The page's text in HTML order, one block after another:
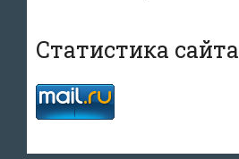
Статистика сайта